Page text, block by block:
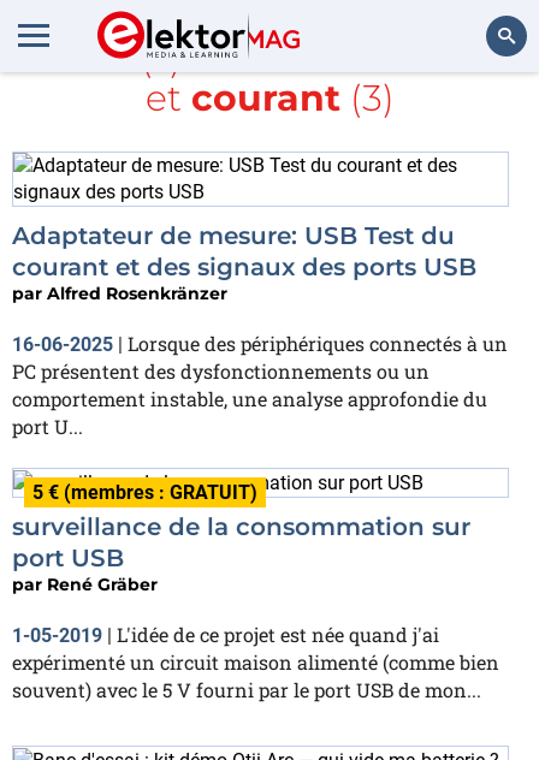
Article(s) avec la balise
USB
et courant(3)
Adaptateur de mesure: USB Test du
courant et des signaux des ports USB
par Alfred Rosenkränzer
16-06-2025 | Lorsque des périphériques connectés à un
PC présentent des dysfonctionnements ou un
comportement instable, une analyse approfondie du
port U...
5 € (membres : GRATUIT)
surveillance de la consommation sur
port USB
par René Gräber
1-05-2019 | L'idée de ce projet est née quand j'ai
expérimenté un circuit maison alimenté (comme bien
souvent) avec le 5 V fourni par le port USB de mon...